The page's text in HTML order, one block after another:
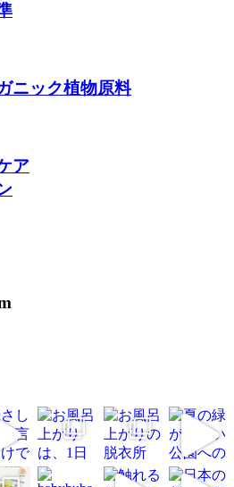
ニック植物原料
ア